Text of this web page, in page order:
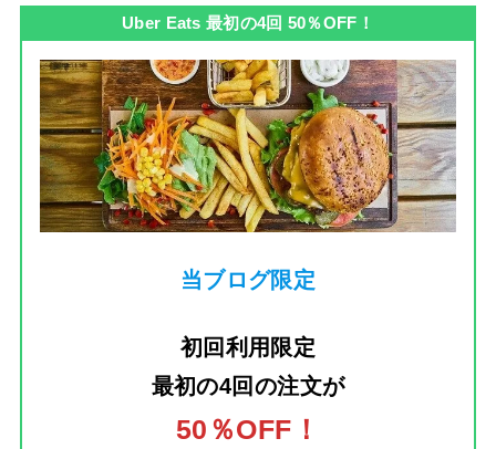
Uber Eats 最初の4回 50％OFF！
当ブログ限定
初回利用限定
最初の4回の注文が
50％OFF！